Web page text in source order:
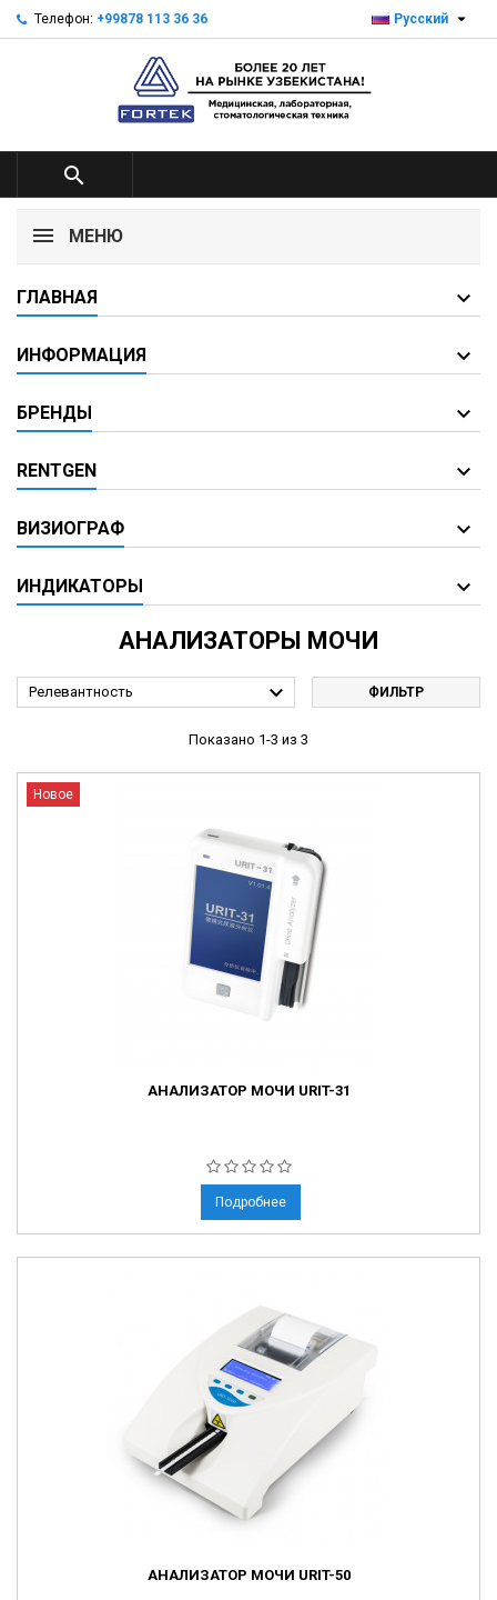
Телефон: +99878 113 36 36 Русский 

МЕНЮ
ГЛАВНАЯ
ИНФОРМАЦИЯ
БРЕНДЫ
RENTGEN
ВИЗИОГРАФ
ИНДИКАТОРЫ
АНАЛИЗАТОРЫ МОЧИ
Релевантность  ФИЛЬТР
Показано 1-3 из 3
Новое
АНАЛИЗАТОР МОЧИ URIT-31
Подробнее
АНАЛИЗАТОР МОЧИ URIT-50